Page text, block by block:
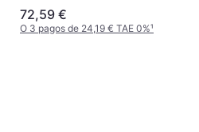
72,59 €
O 3 pagos de 24,19 € TAE 0%¹